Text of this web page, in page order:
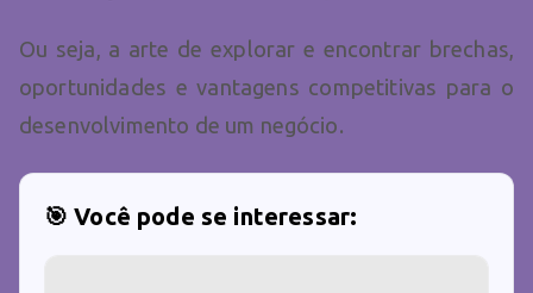
Ou seja, a arte de explorar e encontrar brechas,
oportunidades e vantagens competitivas para o
desenvolvimento de um negócio.
🎯 Você pode se interessar: